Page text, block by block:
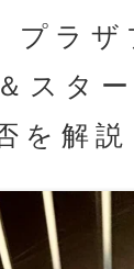
ラザ
スタ
を解説